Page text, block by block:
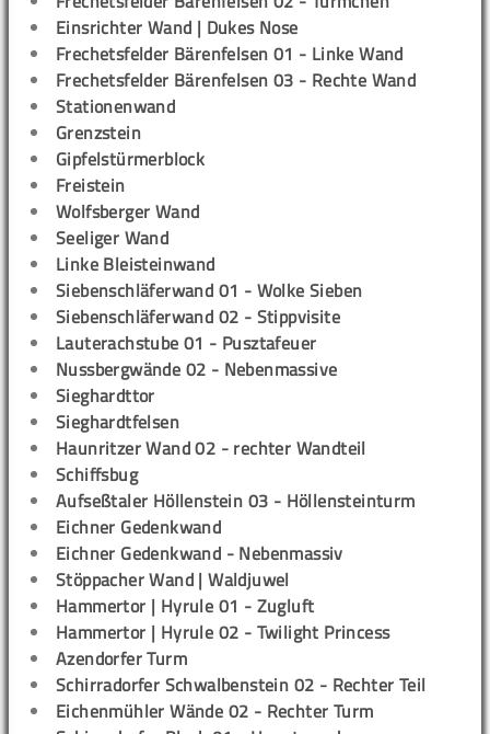
Einsrichter Wand | Dukes Nose
Frechetsfelder Bärenfelsen 01 - Linke Wand
Frechetsfelder Bärenfelsen 03 - Rechte Wand
Stationenwand
Grenzstein
Gipfelstürmerblock
Freistein
Wolfsberger Wand
Seeliger Wand
Linke Bleisteinwand
Siebenschläferwand 01 - Wolke Sieben
Siebenschläferwand 02 - Stippvisite
Lauterachstube 01 - Pusztafeuer
Nussbergwände 02 - Nebenmassive
Sieghardttor
Sieghardtfelsen
Haunritzer Wand 02 - rechter Wandteil
Schiffsbug
Aufseßtaler Höllenstein 03 - Höllensteinturm
Eichner Gedenkwand
Eichner Gedenkwand - Nebenmassiv
Stöppacher Wand | Waldjuwel
Hammertor | Hyrule 01 - Zugluft
Hammertor | Hyrule 02 - Twilight Princess
Azendorfer Turm
Schirradorfer Schwalbenstein 02 - Rechter Teil
Eichenmühler Wände 02 - Rechter Turm